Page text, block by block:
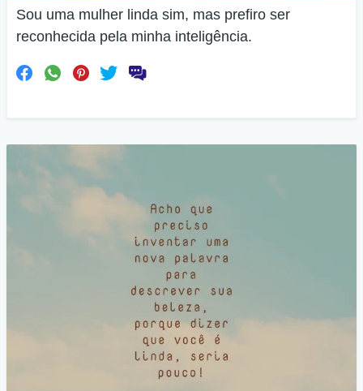
Sou uma mulher linda sim, mas prefiro ser
reconhecida pela minha inteligência.